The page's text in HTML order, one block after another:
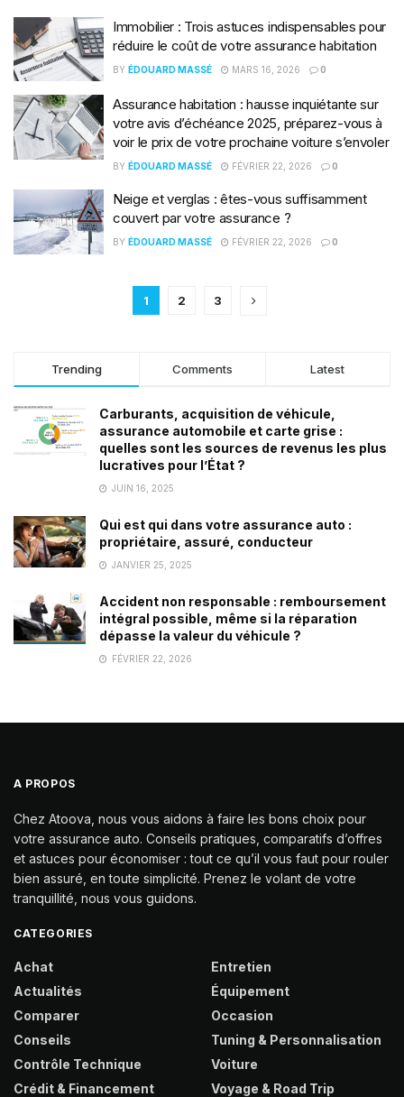
Immobilier : Trois astuces indispensables pour
réduire le coût de votre assurance habitation
BY ÉDOUARD MASSÉ MARS 16, 2026 0
Assurance habitation : hausse inquiétante sur
votre avis d’échéance 2025, préparez-vous à
voir le prix de votre prochaine voiture s’envoler
BY ÉDOUARD MASSÉ FÉVRIER 22, 2026 0
Neige et verglas : êtes-vous suffisamment
couvert par votre assurance ?
BY ÉDOUARD MASSÉ FÉVRIER 22, 2026 0
1 2 3
Trending Comments Latest
Carburants, acquisition de véhicule,
assurance automobile et carte grise :
quelles sont les sources de revenus les plus
lucratives pour l’État ?
JUIN 16, 2025
Qui est qui dans votre assurance auto :
propriétaire, assuré, conducteur
JANVIER 25, 2025
Accident non responsable : remboursement
intégral possible, même si la réparation
dépasse la valeur du véhicule ?
FÉVRIER 22, 2026
A PROPOS
Chez Atoova, nous vous aidons à faire les bons choix pour
votre assurance auto. Conseils pratiques, comparatifs d’offres
et astuces pour économiser : tout ce qu’il vous faut pour rouler
bien assuré, en toute simplicité. Prenez le volant de votre
tranquillité, nous vous guidons.
CATEGORIES
Achat
Actualités
Comparer
Conseils
Contrôle Technique
Crédit & Financement
Entretien
Équipement
Occasion
Tuning & Personnalisation
Voiture
Voyage & Road Trip